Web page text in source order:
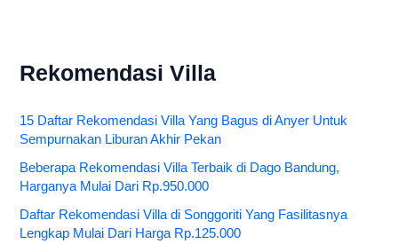
Rekomendasi Villa
15 Daftar Rekomendasi Villa Yang Bagus di Anyer Untuk
Sempurnakan Liburan Akhir Pekan
Beberapa Rekomendasi Villa Terbaik di Dago Bandung,
Harganya Mulai Dari Rp.950.000
Daftar Rekomendasi Villa di Songgoriti Yang Fasilitasnya
Lengkap Mulai Dari Harga Rp.125.000